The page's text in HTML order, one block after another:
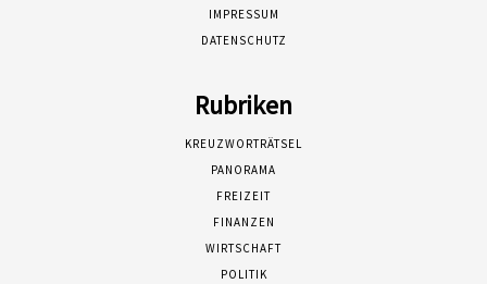
IMPRESSUM
DATENSCHUTZ
Rubriken
KREUZWORTRÄTSEL
PANORAMA
FREIZEIT
FINANZEN
WIRTSCHAFT
POLITIK